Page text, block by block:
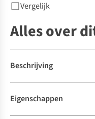
Vergelijk
Alles over
Beschrijving
Eigenschappen